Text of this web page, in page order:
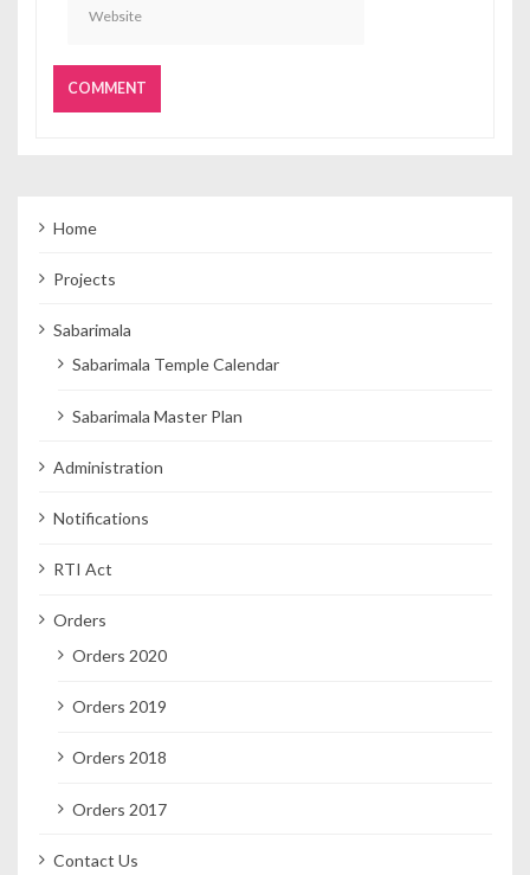
Home
Projects
Sabarimala
Sabarimala Temple Calendar
Sabarimala Master Plan
Administration
Notifications
RTI Act
Orders
Orders 2020
Orders 2019
Orders 2018
Orders 2017
Contact Us